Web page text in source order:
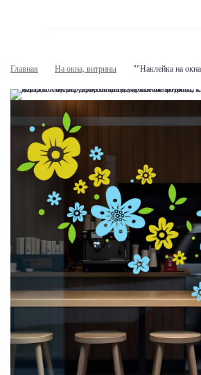
Главная На окна, витрины ""Наклейка на